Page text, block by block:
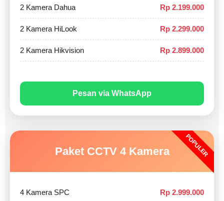
2 Kamera Dahua Rp 2.199.000
2 Kamera HiLook Rp 2.299.000
2 Kamera Hikvision Rp 2.899.000
Pesan via WhatsApp
POPULER
Paket CCTV 4 Kamera
4 Kamera SPC Rp 2.999.000